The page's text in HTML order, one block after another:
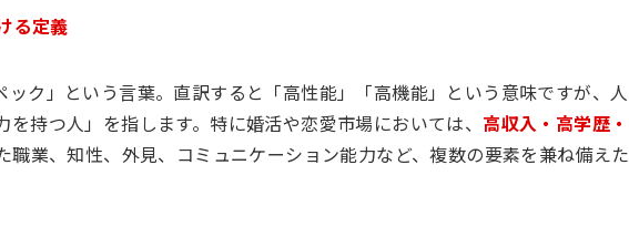
る定義
ク」という言葉。直訳すると「高性能」「高機能」という意味ですが、人
持つ人」を指します。特に婚活や恋愛市場においては、 高収入・高学歴・
職業、知性、外見、コミュニケーション能力など、複数の要素を兼ね備えた